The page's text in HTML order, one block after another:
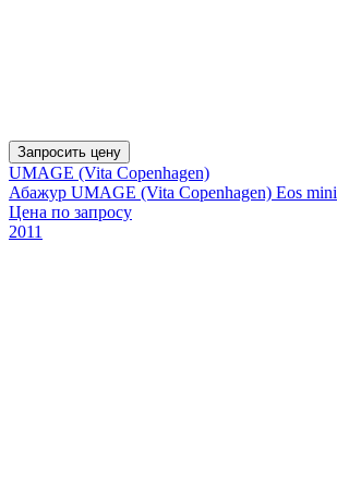
Запросить цену
UMAGE (Vita Copenhagen)
Абажур UMAGE (Vita Copenhagen) Eos mini
Цена по запросу
2011